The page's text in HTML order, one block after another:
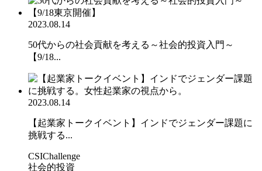
2023.08.14
50代からの社会貢献を考える～社会的投資入門～
【9/18...
2023.08.14
【起業家トークイベント】インドでジェンダー課題に
挑戦する...
CSIChallenge
社会的投資